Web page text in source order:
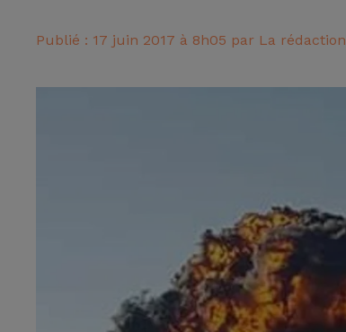
Publié : 17 juin 2017 à 8h05 par La rédaction